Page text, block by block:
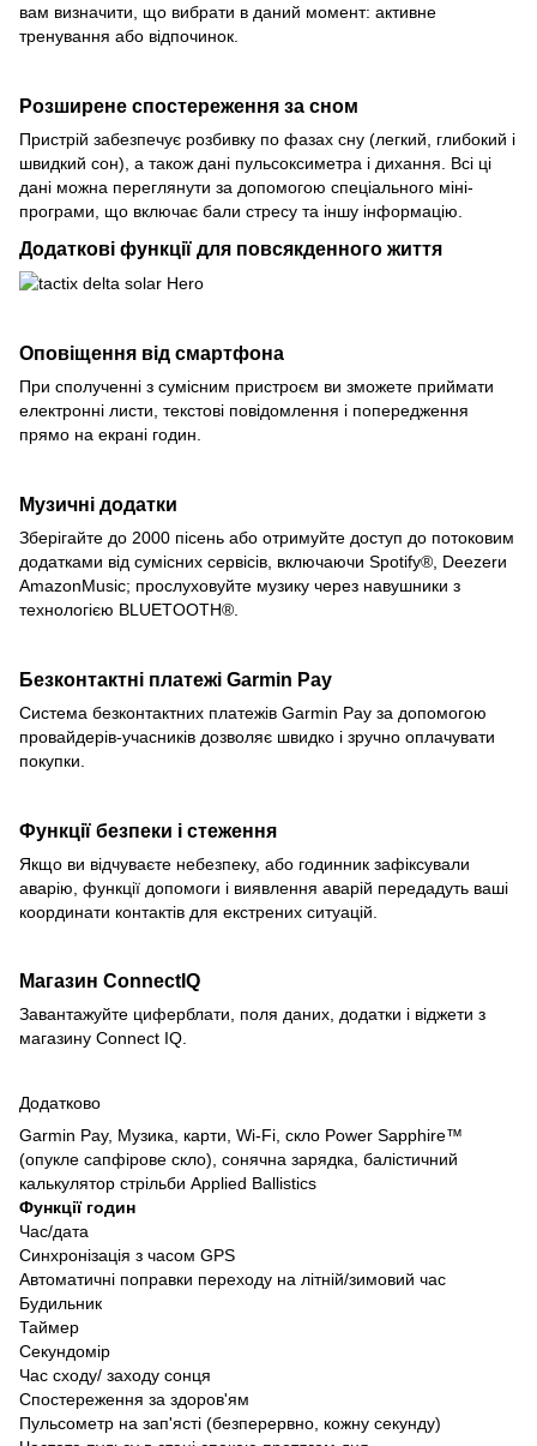
вам визначити, що вибрати в даний момент: активне
тренування або відпочинок.
Розширене спостереження за сном
Пристрій забезпечує розбивку по фазах сну (легкий, глибокий і
швидкий сон), а також дані пульсоксиметра і дихання. Всі ці
дані можна переглянути за допомогою спеціального міні-
програми, що включає бали стресу та іншу інформацію.
Додаткові функції для повсякденного життя
Оповіщення від смартфона
При сполученні з сумісним пристроєм ви зможете приймати
електронні листи, текстові повідомлення і попередження
прямо на екрані годин.
Музичні додатки
Зберігайте до 2000 пісень або отримуйте доступ до потоковим
додатками від сумісних сервісів, включаючи Spotify®, Deezerи
AmazonMusic; прослуховуйте музику через навушники з
технологією BLUETOOTH®.
Безконтактні платежі Garmin Pay
Система безконтактних платежів Garmin Pay за допомогою
провайдерів-учасників дозволяє швидко і зручно оплачувати
покупки.
Функції безпеки і стеження
Якщо ви відчуваєте небезпеку, або годинник зафіксували
аварію, функції допомоги і виявлення аварій передадуть ваші
координати контактів для екстрених ситуацій.
Магазин ConnectIQ
Завантажуйте циферблати, поля даних, додатки і віджети з
магазину Connect IQ.
Додатково
Garmin Pay, Музика, карти, Wi-Fi, скло Power Sapphire™
(опукле сапфірове скло), сонячна зарядка, балістичний
калькулятор стрільби Applied Ballistics
Функції годин
Час/дата
Синхронізація з часом GPS
Автоматичні поправки переходу на літній/зимовий час
Будильник
Таймер
Секундомір
Час сходу/ заходу сонця
Спостереження за здоров'ям
Пульсометр на зап'ясті (безперервно, кожну секунду)